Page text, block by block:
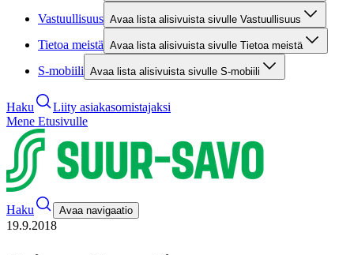
Vastuullisuus Avaa lista alisivuista sivulle Vastuullisuus
Tietoa meistä Avaa lista alisivuista sivulle Tietoa meistä
S-mobiili Avaa lista alisivuista sivulle S-mobiili
Haku
Liity asiakasomistajaksi
Mene Etusivulle
Haku Avaa navigaatio
19.9.2018